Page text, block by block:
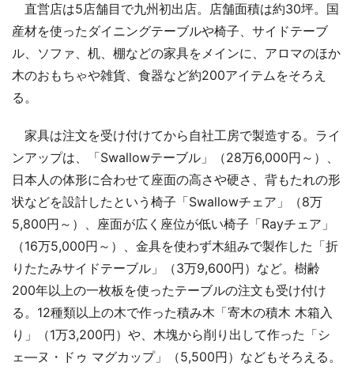
直営店は5店舗目で九州初出店。店舗面積は約30坪。国
産材を使ったダイニングテーブルや椅子、サイドテーブ
ル、ソファ、机、棚などの家具をメインに、アロマのほか
木のおもちゃや雑貨、食器など約200アイテムをそろえ
る。
家具は注文を受け付けてから自社工房で製造する。ライ
ンアップは、「Swallowテーブル」（28万6,000円～）、
日本人の体形に合わせて座面の高さや硬さ、背もたれの形
状などを設計したという椅子「Swallowチェア」（8万
5,800円～）、座面が広く座位が低い椅子「Rayチェア」
（16万5,000円～）、金具を使わず木組みで製作した「折
りたたみサイドテーブル」（3万9,600円）など。樹齢
200年以上の一枚板を使ったテーブルの注文も受け付け
る。12種類以上の木で作った積み木「寄木の積木 木箱入
り」（1万3,200円）や、木塊から削り出して作った「シ
ェ―ヌ・ドゥ マグカップ」（5,500円）などもそろえる。